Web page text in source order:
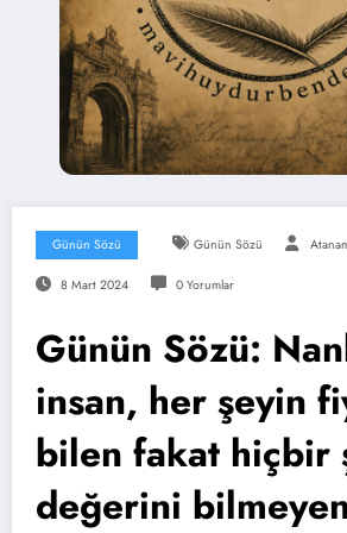
Günün Sözü Günün Sözü
8 Mart 2024 0 Yorumlar
Günün Sözü:
insan, her şeyin
bilen fakat hiçbir
değerini